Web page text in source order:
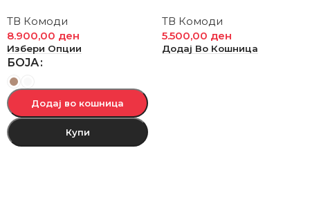
ТВ Комоди
8.900,00 ден
Избери Опции
БОЈА
Додај во кошница
Купи
ТВ Комоди
5.500,00 ден
Додај Во Кошница